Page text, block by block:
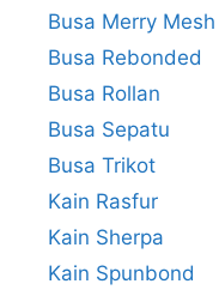
Busa Merry Mesh
Busa Rebonded
Busa Rollan
Busa Sepatu
Busa Trikot
Kain Rasfur
Kain Sherpa
Kain Spunbond